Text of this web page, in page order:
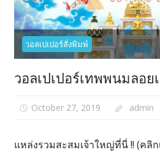
วอลเปเปอร์สั่งพิมพ์
วอลเปเปอร์เทพพนมลอย
October 27, 2019 admin
แหล่งรวมสะสมเจ้าใหญ่ที่นี่ !! (คลิก